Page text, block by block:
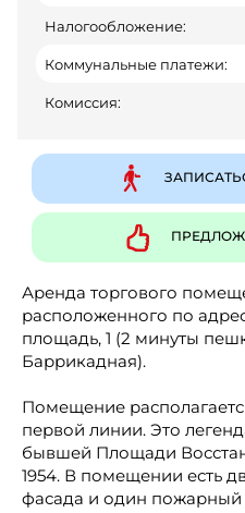
Налогообложение:
Коммунальные платежи:
Комиссия:
Аренда торгового
расположенного по
площадь, 1 (2 минуты
Баррикадная).
Помещение
первой линии. Это
бывшей Площади
1954. В помещении есть
фасада и один